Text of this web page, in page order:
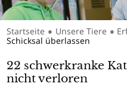
Startseite ● Unsere Tiere ●
Schicksal überlassen
22 schwerkranke
nicht verloren